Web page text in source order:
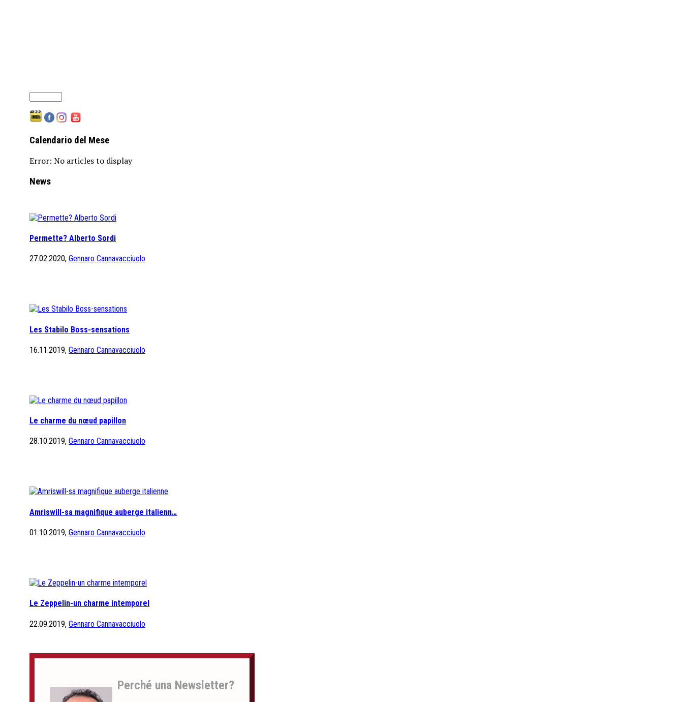
Calendario del Mese
Error: No articles to display
News
Permette? Alberto Sordi
27.02.2020, Gennaro Cannavacciuolo
Les Stabilo Boss-sensations
16.11.2019, Gennaro Cannavacciuolo
Le charme du nœud papillon
28.10.2019, Gennaro Cannavacciuolo
Amriswill-sa magnifique auberge italienn…
01.10.2019, Gennaro Cannavacciuolo
Le Zeppelin-un charme intemporel
22.09.2019, Gennaro Cannavacciuolo
Perché una Newsletter?